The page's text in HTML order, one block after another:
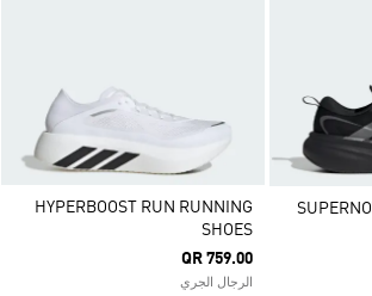
HYPERBOOST RUN RUNNING
SHOES
QR 759.00
الرجال الجري